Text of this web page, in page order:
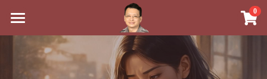
0
最新消息
關於我
×
商品分類
八字線上完整班